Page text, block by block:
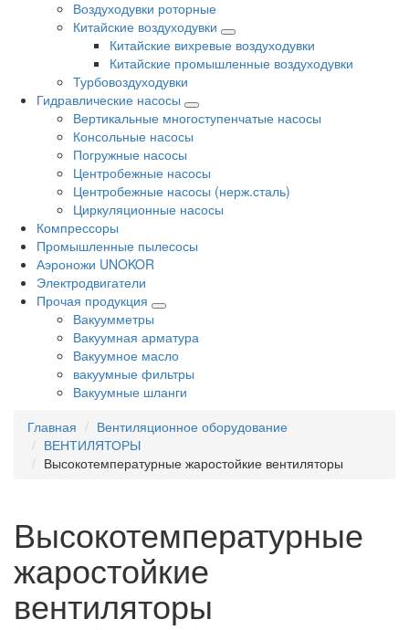
Воздуходувки роторные
Китайские воздуходувки
Китайские вихревые воздуходувки
Китайские промышленные воздуходувки
Турбовоздуходувки
Гидравлические насосы
Вертикальные многоступенчатые насосы
Консольные насосы
Погружные насосы
Центробежные насосы
Центробежные насосы (нерж.сталь)
Циркуляционные насосы
Компрессоры
Промышленные пылесосы
Аэроножи UNOKOR
Электродвигатели
Прочая продукция
Вакуумметры
Вакуумная арматура
Вакуумное масло
вакуумные фильтры
Вакуумные шланги
Главная
Вентиляционное оборудование
ВЕНТИЛЯТОРЫ
Высокотемпературные жаростойкие вентиляторы
Высокотемпературные
жаростойкие
вентиляторы